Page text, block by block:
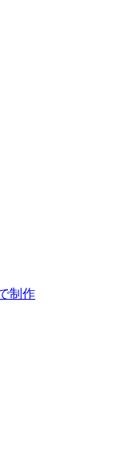
制作